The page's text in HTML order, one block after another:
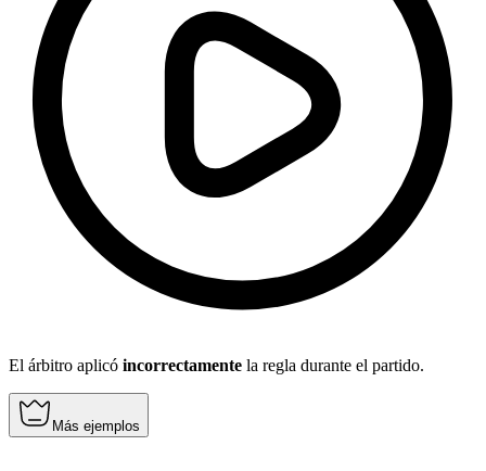
El árbitro aplicó incorrectamente la regla durante el partido.
Más ejemplos